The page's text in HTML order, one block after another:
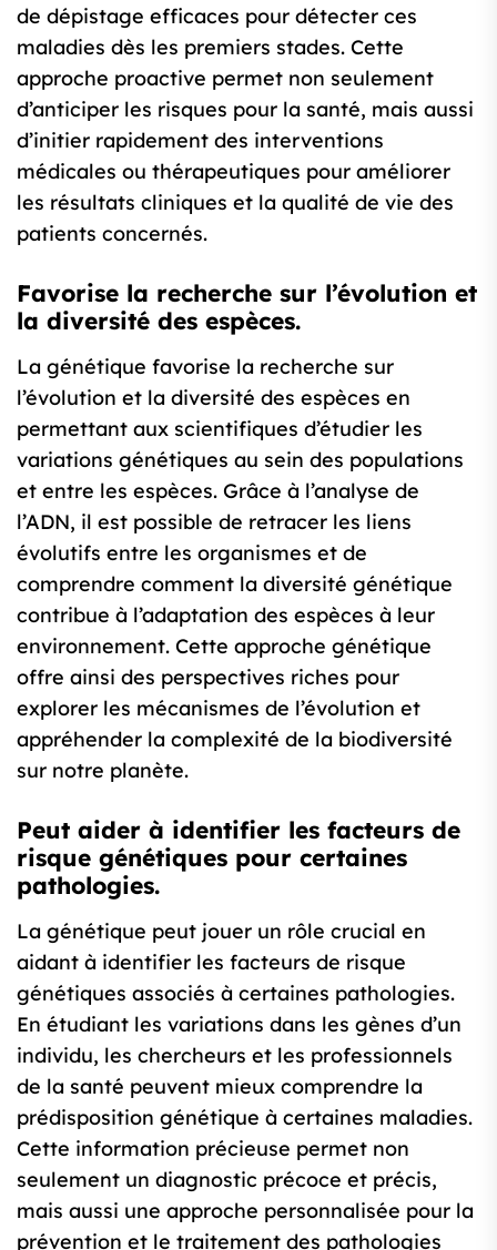
de dépistage efficaces pour détecter ces
maladies dès les premiers stades. Cette
approche proactive permet non seulement
d’anticiper les risques pour la santé, mais aussi
d’initier rapidement des interventions
médicales ou thérapeutiques pour améliorer
les résultats cliniques et la qualité de vie des
patients concernés.
Favorise la recherche sur l’évolution et
la diversité des espèces.
La génétique favorise la recherche sur
l’évolution et la diversité des espèces en
permettant aux scientifiques d’étudier les
variations génétiques au sein des populations
et entre les espèces. Grâce à l’analyse de
l’ADN, il est possible de retracer les liens
évolutifs entre les organismes et de
comprendre comment la diversité génétique
contribue à l’adaptation des espèces à leur
environnement. Cette approche génétique
offre ainsi des perspectives riches pour
explorer les mécanismes de l’évolution et
appréhender la complexité de la biodiversité
sur notre planète.
Peut aider à identifier les facteurs de
risque génétiques pour certaines
pathologies.
La génétique peut jouer un rôle crucial en
aidant à identifier les facteurs de risque
génétiques associés à certaines pathologies.
En étudiant les variations dans les gènes d’un
individu, les chercheurs et les professionnels
de la santé peuvent mieux comprendre la
prédisposition génétique à certaines maladies.
Cette information précieuse permet non
seulement un diagnostic précoce et précis,
mais aussi une approche personnalisée pour la
prévention et le traitement des pathologies